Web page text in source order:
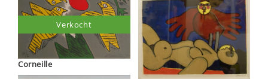
Corneille
Verkocht